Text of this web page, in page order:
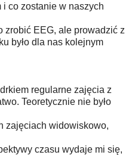
co zostanie w naszych
zrobić EEG, ale prowadzić z
było dla nas kolejnym
regularne zajęcia z
Teoretycznie nie było
zajęciach widowiskowo,
czasu wydaje mi się,